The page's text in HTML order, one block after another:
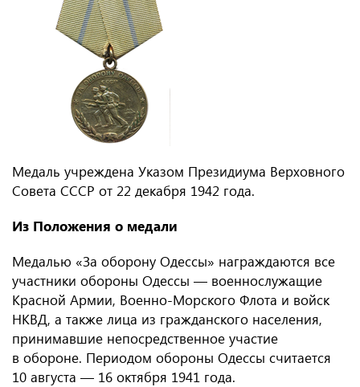
Медаль учреждена Указом Президиума Верховного
Совета СССР от 22 декабря 1942 года.
Из Положения о медали
Медалью «За оборону Одессы» награждаются все
участники обороны Одессы — военнослужащие
Красной Армии, Военно-Морского Флота и войск
НКВД, а также лица из гражданского населения,
принимавшие непосредственное участие
в обороне. Периодом обороны Одессы считается
10 августа — 16 октября 1941 года.